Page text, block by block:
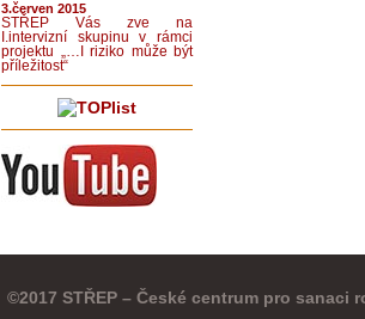
3.červen 2015
STŘEP Vás zve na
I.intervizní skupinu v rámci
projektu „…I riziko může být
příležitost“
©2017 STŘEP – České centrum pro sanaci